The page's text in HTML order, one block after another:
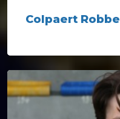
Colpaert Robbe